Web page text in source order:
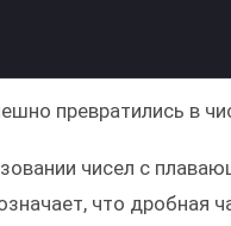
превратились в
чисел с
что дробная